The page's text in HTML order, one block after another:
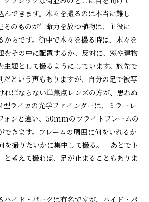
んできます。木々を撮るのは本当に難し
そのものが生命力を放つ植物は、主役に
からです。街中で木々を撮る時は、木々を
をその中に配置するか、反対に、窓や建物
主題として撮るようにしています。旅先で
だという声もありますが、自分の足で被写
ればならない単焦点レンズの方が、思わぬ
ライカの光学ファインダーは、ミラーレ
ォンと違い、50mmのブライトフレームの
できます。フレームの周囲に何をいれるか
を撮りたいかに集中して撮る。「あとでト
と考えて撮れば、足が止まることもありま
ハイド・パークは有名ですが、ハイド・パ